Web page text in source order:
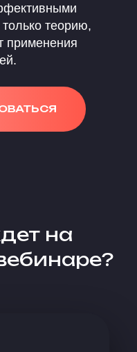
теорию,
применения
на